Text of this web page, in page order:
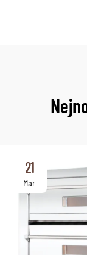
21
Mar